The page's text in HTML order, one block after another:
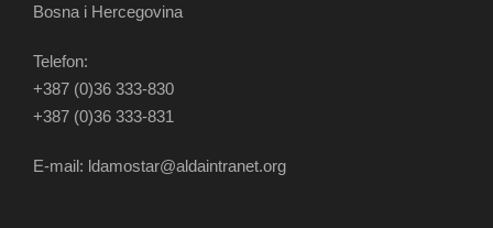
Bosna i Hercegovina
Telefon:
+387 (0)36 333-830
+387 (0)36 333-831
E-mail: ldamostar@aldaintranet.org